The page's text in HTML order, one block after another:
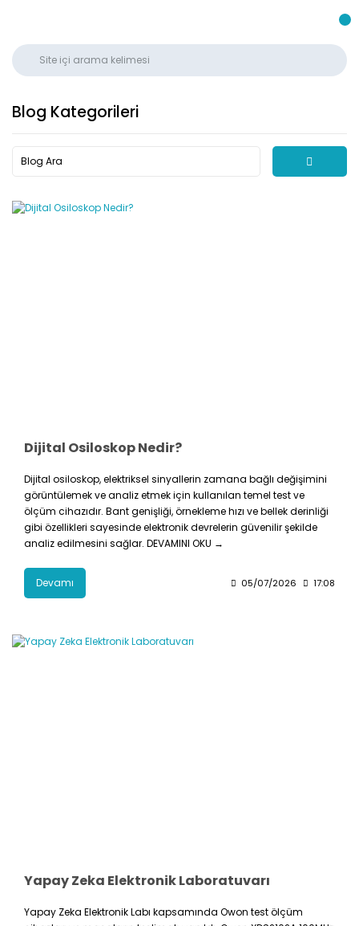
Blog Kategorileri
Dijital Osiloskop Nedir?
Dijital osiloskop, elektriksel sinyallerin zamana bağlı değişimini
görüntülemek ve analiz etmek için kullanılan temel test ve
ölçüm cihazıdır. Bant genişliği, örnekleme hızı ve bellek derinliği
gibi özellikleri sayesinde elektronik devrelerin güvenilir şekilde
analiz edilmesini sağlar. DEVAMINI OKU →
Devamı 05/07/2026 17:08
Yapay Zeka Elektronik Laboratuvarı
Yapay Zeka Elektronik Labı kapsamında Owon test ölçüm